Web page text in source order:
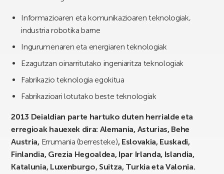
Informazioaren eta komunikazioaren teknologiak,
industria robotika barne
Ingurumenaren eta energiaren teknologiak
Ezagutzan oinarritutako ingeniaritza teknologiak
Fabrikazio teknologia egokitua
Fabrikazioari lotutako beste teknologiak
2013 Deialdian parte hartuko duten herrialde eta
erregioak hauexek dira: Alemania, Asturias, Behe
Austria, Errumania (berresteke), Eslovakia, Euskadi,
Finlandia, Grezia Hegoaldea, Ipar Irlanda, Islandia,
Katalunia, Luxenburgo, Suitza, Turkia eta Valonia.